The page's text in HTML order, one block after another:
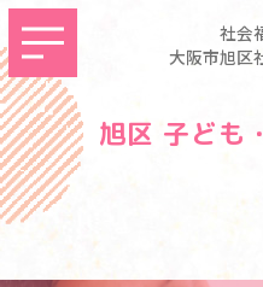
社会
大阪市旭区
旭区 子ども